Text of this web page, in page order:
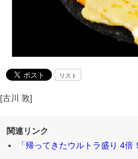
リスト
[古川 敦]
関連リンク
「帰ってきたウルトラ盛り 4倍